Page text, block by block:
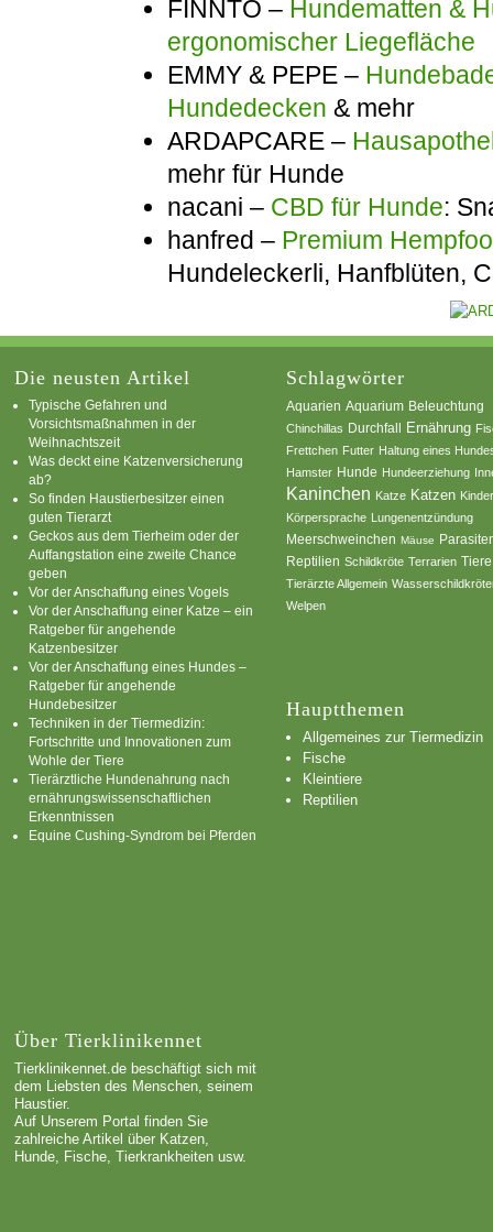
FINNTO – Hundematten &
ergonomischer Liegefläche
EMMY & PEPE –
Hundedecken & mehr
ARDAPCARE –
mehr für Hunde
nacani – CBD für Hunde:
hanfred – Premium
Hundeleckerli, Hanfblüten,
Die neusten Artikel
Typische Gefahren und
Vorsichtsmaßnahmen in der
Weihnachtszeit
Was deckt eine Katzenversicherung
ab?
So finden Haustierbesitzer einen
guten Tierarzt
Geckos aus dem Tierheim oder der
Auffangstation eine zweite Chance
geben
Vor der Anschaffung eines Vogels
Vor der Anschaffung einer Katze – ein
Ratgeber für angehende
Katzenbesitzer
Vor der Anschaffung eines Hundes –
Ratgeber für angehende
Hundebesitzer
Techniken in der Tiermedizin:
Fortschritte und Innovationen zum
Wohle der Tiere
Tierärztliche Hundenahrung nach
ernährungswissenschaftlichen
Erkenntnissen
Equine Cushing-Syndrom bei Pferden
Schlagwörter
Aquarien Aquarium Beleuchtung
Chinchillas Durchfall Ernährung
Frettchen Futter Haltung eines
Hamster Hunde Hundeerziehung
Kaninchen Katze Katzen
Körpersprache Lungenentzündung
Meerschweinchen Mäuse
Reptilien Schildkröte Terrarien Tiere
Tierärzte Allgemein
Welpen
Hauptthemen
Allgemeines zur Tiermedizin
Fische
Kleintiere
Reptilien
Über Tierklinikennet
Tierklinikennet.de beschäftigt sich mit
dem Liebsten des Menschen, seinem
Haustier.
Auf Unserem Portal finden Sie
zahlreiche Artikel über Katzen,
Hunde, Fische, Tierkrankheiten usw.